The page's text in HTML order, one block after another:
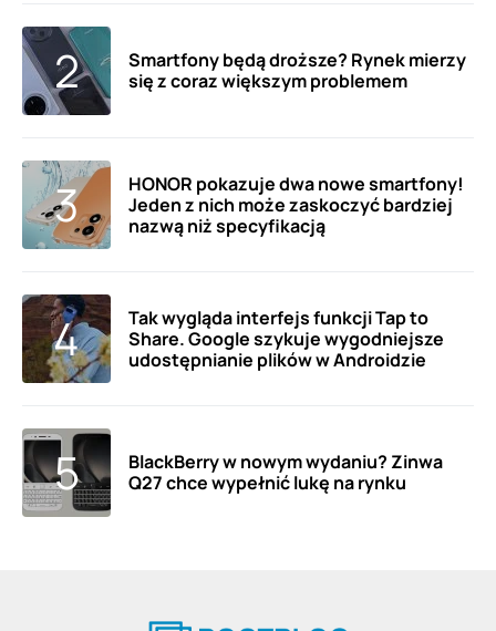
Smartfony będą droższe? Rynek mierzy
się z coraz większym problemem
HONOR pokazuje dwa nowe smartfony!
Jeden z nich może zaskoczyć bardziej
nazwą niż specyfikacją
Tak wygląda interfejs funkcji Tap to
Share. Google szykuje wygodniejsze
udostępnianie plików w Androidzie
BlackBerry w nowym wydaniu? Zinwa
Q27 chce wypełnić lukę na rynku